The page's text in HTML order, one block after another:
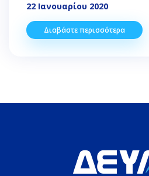
22 Ιανουαρίου 2020
Διαβάστε περισσότερα